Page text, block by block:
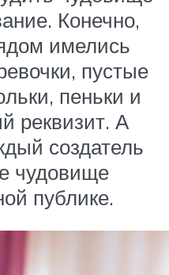
Конечно,
имелись
пустые
пеньки и
реквизит. А
создатель
чудовище
публике.